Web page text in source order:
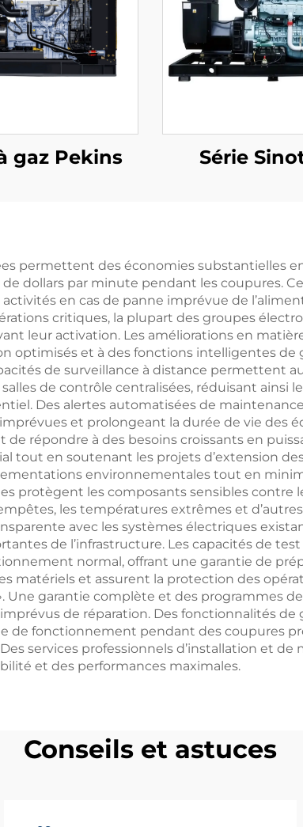
gaz Pekins Série
permettent des économies substantielles
dollars par minute pendant les coupures.
en cas de panne imprévue de
critiques, la plupart des groupes
leur activation. Les améliorations en
optimisés et à des fonctions intelligentes
de surveillance à distance permettent
de contrôle centralisées, réduisant ainsi
Des alertes automatisées de
et prolongeant la durée de vie des
répondre à des besoins croissants en
tout en soutenant les projets d’extension
environnementales tout en
protègent les composants sensibles
les températures extrêmes et
avec les systèmes électriques
de l’infrastructure. Les capacités de
normal, offrant une garantie de
et assurent la protection des
Une garantie complète et des programmes
de réparation. Des fonctionnalités
de fonctionnement pendant des coupures
services professionnels d’installation et
et des performances maximales.
Conseils et astuces